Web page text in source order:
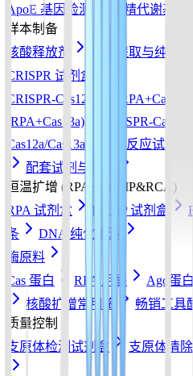
ApoE 基因检测
酒精代谢基因
样本制备
核酸释放剂
核酸提取与纯化
CRISPR 试剂盒
CRISPR-Cas12a Kit (RPA+Cas12a)
(RPA+Cas13a)
CRISPR-
Cas12a/Cas13a/Cas14a反应试剂盒
配套试剂与耗材
恒温扩增 (RPA&LAMP&RCA)
RPA 试剂盒
LAMP 试剂盒
条
DNA 纯化磁珠
酶原料
Cas 蛋白
RPA 用酶 Ago蛋白
核酸扩增常用酶
畅销工具
质量控制
支原体检测试剂盒
支原体清